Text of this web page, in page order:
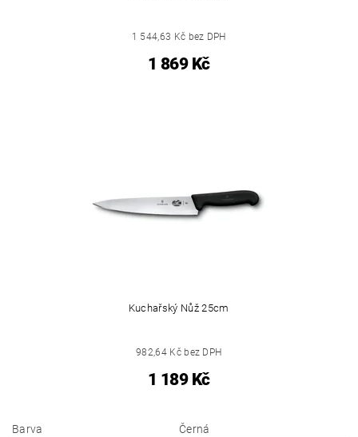
1 544,63 Kč bez DPH
1 869 Kč
Kuchařský Nůž 25cm
982,64 Kč bez DPH
1 189 Kč
Barva
Černá